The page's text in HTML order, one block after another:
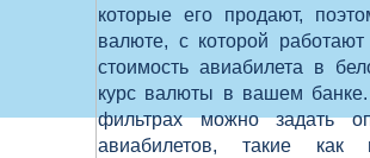
которые его продают,
валюте, с которой
стоимость авиабилета в
курс валюты в вашем
фильтрах можно задать
авиабилетов, такие как